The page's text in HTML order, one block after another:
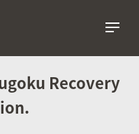
Recovery